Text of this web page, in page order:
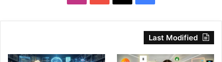
Last Modified